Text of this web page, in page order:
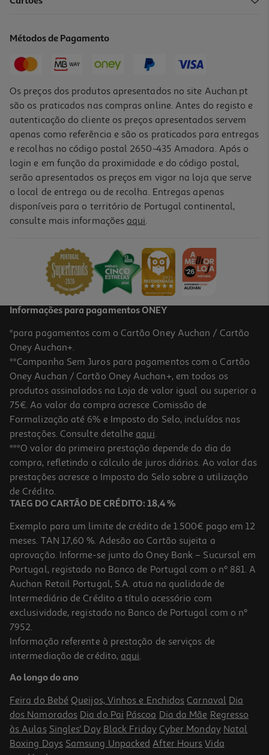
Papel Crepe Liderpapel Verde Escuro 50cmx2.5m
Papel Crepe Liderpapel Azul Marinho 50cmx2.5m
0.99 €/un
0,99 €
Papel Crepe Liderpapel Rosa Forte 50cmx2.5m
0.99 €/un
0,99 €
Métodos de Pagamento
Os preços dos produtos apresentados no site Auchan.pt
são os praticados nas compras online. Antes do registo e
autenticação do cliente os preços apresentados servem
apenas como referência e são os praticados para entregas
e recolhas no código postal 2650-435 Amadora. Após o
login e em função da proximidade e do código postal,
serão apresentados os preços em vigor na loja que serve
o local de entrega ou de recolha. Entregas apenas
disponíveis para o território de Portugal continental,
consulte mais informações aqui.
Informações para pagamentos ONEY
*para pagamentos com o Cartão Oney Auchan / Cartão
Oney Auchan+.
**Campanha Sem Juros para pagamentos com o Cartão
Oney Auchan / Cartão Oney Auchan+, em todos os
produtos assinalados na Loja de valor igual ou superior a
75€. Ao valor da compra acresce Comissão de
Formalização até 6% e Imposto do Selo, incluídos nas
prestações. Consulte detalhe aqui.
***O valor da primeira prestação depende do dia da
compra, refletindo o cálculo de juros diários. Ao valor das
prestações acresce o Imposto do Selo sobre a utilização
de Crédito.
TAEG DO CARTÃO DE CRÉDITO: 18,4 %
Exemplo para um limite de crédito de 1.500€ pago em 12
meses. TAN 17,60 %. Adesão ao Cartão sujeita a
aprovação. Informe-se junto do Oney Bank – Sucursal em
Portugal, registado no Banco de Portugal com o nº 881. A
Auchan Retail Portugal, S.A. atua na qualidade de
Intermediário de Crédito a título acessório com
exclusividade, registado no Banco de Portugal com o nº
7952.
Informação referente à prestação de serviços de
intermediação de crédito, aqui.
Ao longo do ano
Feira do Bebé Queijos, Vinhos e Enchidos Carnaval Dia
dos Namorados Dia do Pai Páscoa Dia da Mãe Regresso
às Aulas Singles' Day Black Friday Cyber Monday Natal
Boxing Days Samsung Unpacked After Hours Vida